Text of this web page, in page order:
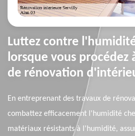
Luttez contre
lorsque vous procédez
de rénovation
En entreprenant des travaux de
combattez efficacement l'humidité
matériaux résistants à l'humidité,